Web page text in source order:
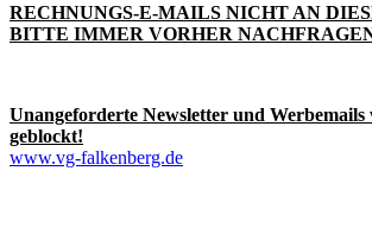
RECHNUNGS-E-MAILS NICHT AN
BITTE IMMER VORHER
Unangeforderte Newsletter und Werbemails
geblockt!
www.vg-falkenberg.de